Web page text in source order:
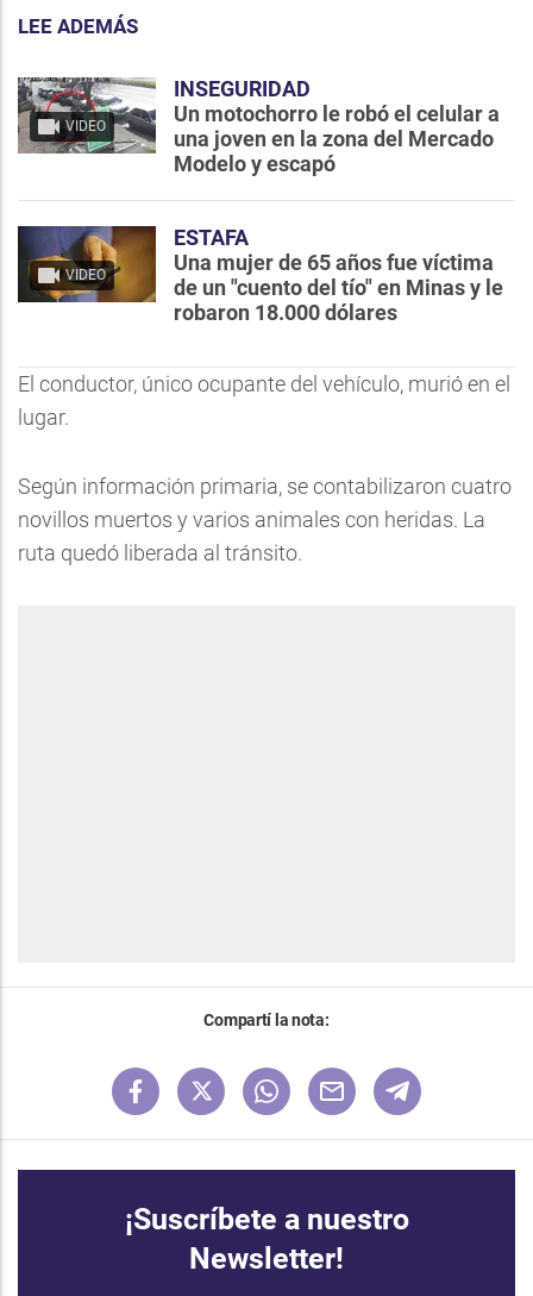
LEE ADEMÁS
VIDEO
INSEGURIDAD
Un motochorro le robó el celular a
una joven en la zona del Mercado
Modelo y escapó
VIDEO
ESTAFA
Una mujer de 65 años fue víctima
de un "cuento del tío" en Minas y le
robaron 18.000 dólares
El conductor, único ocupante del vehículo, murió en el
lugar.
Según información primaria, se contabilizaron cuatro
novillos muertos y varios animales con heridas. La
ruta quedó liberada al tránsito.
Compartí la nota:
¡Suscríbete a nuestro
Newsletter!